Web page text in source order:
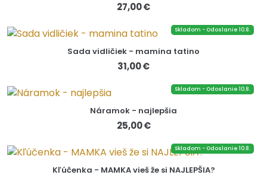
27,00 €
Skladom - Odoslanie 10.8.
Sada vidličiek - mamina tatino
31,00 €
Skladom - Odoslanie 10.8.
Náramok - najlepšia
25,00 €
Skladom - Odoslanie 10.8.
Kľúčenka - MAMKA vieš že si NAJLEPŠIA?